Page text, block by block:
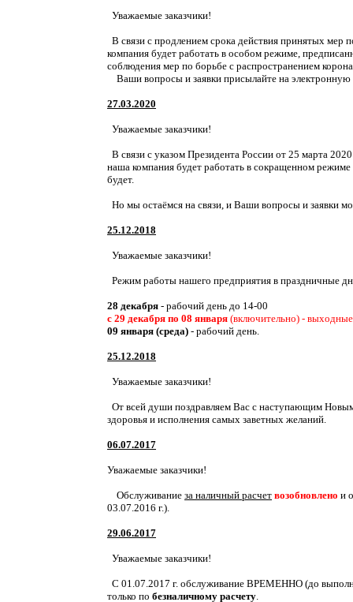
Уважаемые заказчики!
В связи с продлением срока действия принятых
компания будет работать в особом режиме,
соблюдения мер по борьбе с распространением
Ваши вопросы и заявки присылайте на
27.03.2020
Уважаемые заказчики!
В связи с указом Президента России от 25 марта
наша компания будет работать в сокращенном режиме
будет.
Но мы остаёмся на связи, и Ваши вопросы и заявки
25.12.2018
Уважаемые заказчики!
Режим работы нашего предприятия в праздничные
28 декабря - рабочий день до 14-00
с 29 декабря по 08 января (включительно) -
09 января (среда) - рабочий день.
25.12.2018
Уважаемые заказчики!
От всей души поздравляем Вас с наступающим
здоровья и исполнения самых заветных желаний.
06.07.2017
Уважаемые заказчики!
Обслуживание за наличный расчет возобновлено и
03.07.2016 г.).
29.06.2017
Уважаемые заказчики!
С 01.07.2017 г. обслуживание ВРЕМЕННО (до
только по безналичному расчету.